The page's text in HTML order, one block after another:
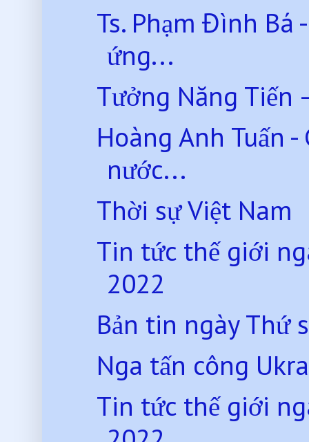
Ts. Phạm Đình Bá
ứng...
Tưởng Năng Tiến
Hoàng Anh Tuấn
nước...
Thời sự Việt Nam
Tin tức thế giới
2022
Bản tin ngày Thứ
Nga tấn công
Tin tức thế giới